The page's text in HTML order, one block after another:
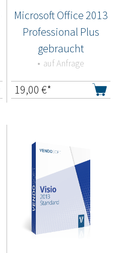
Microsoft Office 2013
Professional Plus
gebraucht
auf Anfrage
19,00 €*